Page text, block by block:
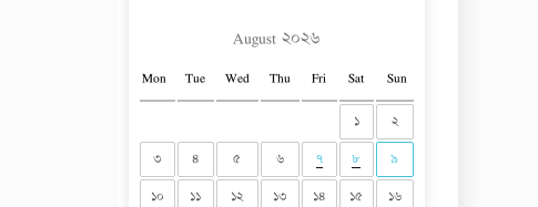
August ২০২৬
Mon Tue Wed Thu Fri Sat Sun
১
২
৩
৪ ৫ ৬ ৭ ৮
৯
১০
১১ ১২ ১৩ ১৪ ১৫
১৬